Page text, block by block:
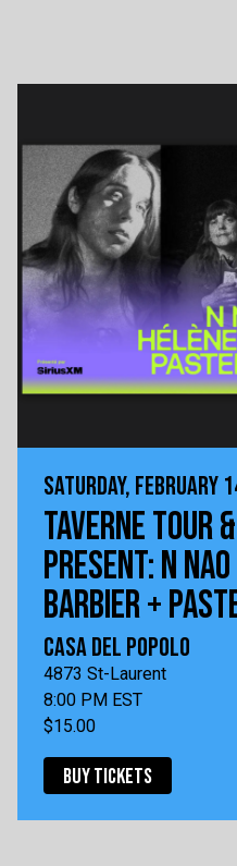
SATURDAY,
TAVERNE TOUR
PRESENT: N
BARBIER +
CASA DEL POPOLO
4873 St-Laurent
8:00 PM EST
$15.00
BUY TICKETS